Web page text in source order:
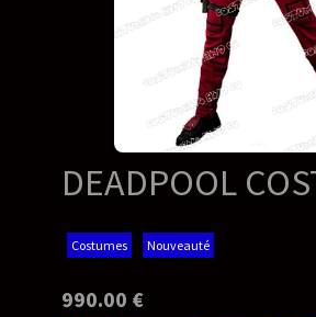
DEADPOOL
Costumes Nouveauté
990.00 €